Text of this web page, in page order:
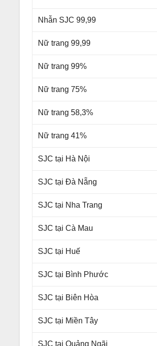
Nhẫn SJC 99,99
Nữ trang 99,99
Nữ trang 99%
Nữ trang 75%
Nữ trang 58,3%
Nữ trang 41%
SJC tại Hà Nội
SJC tại Đà Nẵng
SJC tại Nha Trang
SJC tại Cà Mau
SJC tại Huế
SJC tại Bình Phước
SJC tại Biên Hòa
SJC tại Miền Tây
SJC tại Quảng Ngãi